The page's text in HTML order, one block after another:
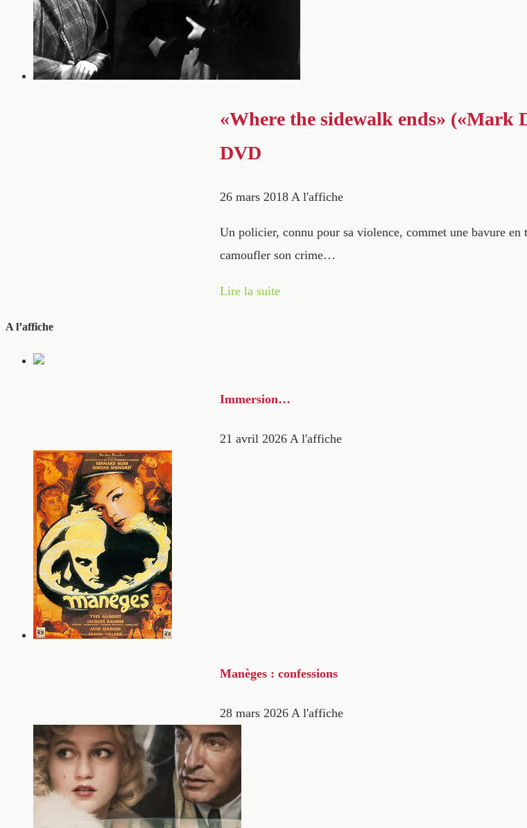
«Where the sidewalk ends» («Mark
DVD
26 mars 2018 A l'affiche
Un policier, connu pour sa violence, commet une bavure en
camoufler son crime…
Lire la suite
A l’affiche
Immersion…
21 avril 2026 A l'affiche
Manèges : confessions
28 mars 2026 A l'affiche